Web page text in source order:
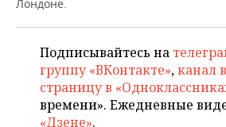
ЭНЕРГЕТИКА
ТЕЛЕКОММУНИКАЦИИ
БИЗНЕС-БРАНЧИ
ONLINE-КОНФЕРЕНЦИИ
ФУТБОЛ
ХОККЕЙ
НОВОСТИ ОБЩЕСТВА
ВЛАСТЬ
ФОТОГАЛЕРЕЯ
СЮЖЕТЫ
Лондоне.
Подписывайтесь на
группу «ВКонтакте»,канал
страницу в
времени». Ежедневные
«Дзене».